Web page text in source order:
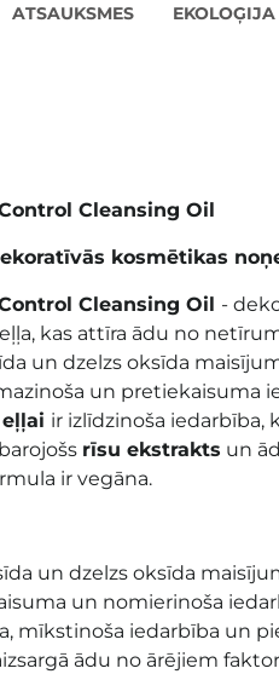
ATSAUKSMES EKOLOĢIJA
Cleansing Oil
kosmētikas
Cleansing Oil -
kas attīra ādu no
un dzelzs oksīda
un pretiekaisuma
ir izlīdzinoša iedarbība,
rīsu ekstrakts un
ir vegāna.
un dzelzs oksīda
un nomierinoša
mīkstinoša iedarbība un
ādu no ārējiem